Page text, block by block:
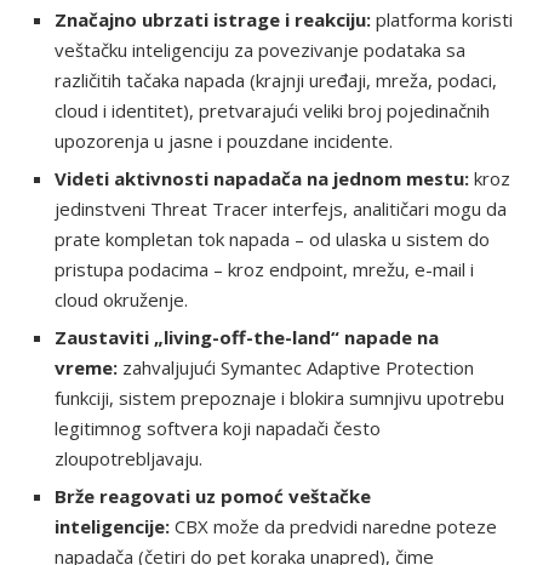
Značajno ubrzati istrage i reakciju: platforma koristi
veštačku inteligenciju za povezivanje podataka sa
različitih tačaka napada (krajnji uređaji, mreža, podaci,
cloud i identitet), pretvarajući veliki broj pojedinačnih
upozorenja u jasne i pouzdane incidente.
Videti aktivnosti napadača na jednom mestu: kroz
jedinstveni Threat Tracer interfejs, analitičari mogu da
prate kompletan tok napada – od ulaska u sistem do
pristupa podacima – kroz endpoint, mrežu, e-mail i
cloud okruženje.
Zaustaviti „living-off-the-land“ napade na
vreme: zahvaljujući Symantec Adaptive Protection
funkciji, sistem prepoznaje i blokira sumnjivu upotrebu
legitimnog softvera koji napadači često
zloupotrebljavaju.
Brže reagovati uz pomoć veštačke
inteligencije: CBX može da predvidi naredne poteze
napadača (četiri do pet koraka unapred), čime